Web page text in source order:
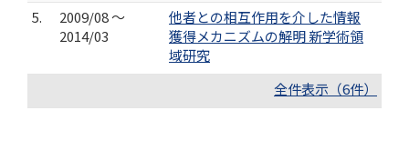
5.
2009/08 ～
2014/03
他者との相互作用を介した情報
獲得メカニズムの解明 新学術領
域研究
全件表示（6件）